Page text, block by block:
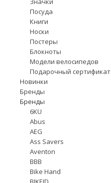
Посуда
Книги
Носки
Постеры
Блокноты
Модели велосипедов
Подарочный сертификат
Новинки
Бренды
Бренды
6KU
Abus
AEG
Ass Savers
Aventon
BBB
Bike Hand